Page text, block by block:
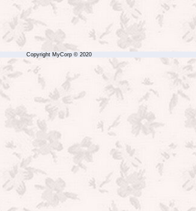
Copyright MyCorp © 2020